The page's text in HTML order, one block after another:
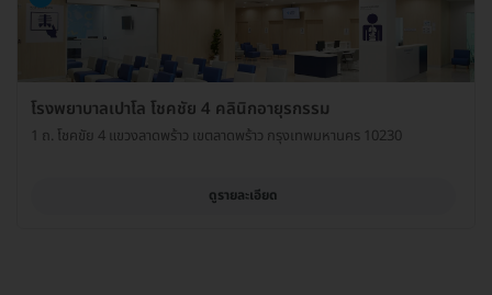
โรงพยาบาลเปาโล โชคชัย 4 คลินิกอายุรกรรม
1 ถ. โชคขัย 4 แขวงลาดพร้าว เขตลาดพร้าว กรุงเทพมหานคร 10230
ดูรายละเอียด